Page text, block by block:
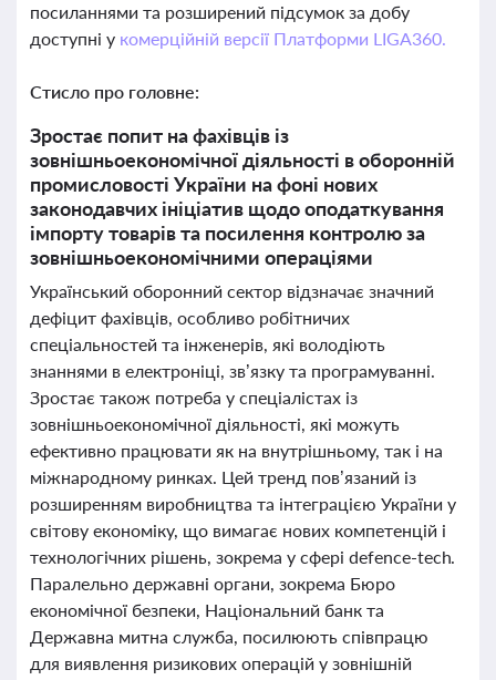
посиланнями та розширений підсумок за добу
доступні у комерційній версії Платформи LIGA360.
Стисло про головне:
Зростає попит на фахівців із
зовнішньоекономічної діяльності в оборонній
промисловості України на фоні нових
законодавчих ініціатив щодо оподаткування
імпорту товарів та посилення контролю за
зовнішньоекономічними операціями
Український оборонний сектор відзначає значний
дефіцит фахівців, особливо робітничих
спеціальностей та інженерів, які володіють
знаннями в електроніці, зв’язку та програмуванні.
Зростає також потреба у спеціалістах із
зовнішньоекономічної діяльності, які можуть
ефективно працювати як на внутрішньому, так і на
міжнародному ринках. Цей тренд пов’язаний із
розширенням виробництва та інтеграцією України у
світову економіку, що вимагає нових компетенцій і
технологічних рішень, зокрема у сфері defence-tech.
Паралельно державні органи, зокрема Бюро
економічної безпеки, Національний банк та
Державна митна служба, посилюють співпрацю
для виявлення ризикових операцій у зовнішній